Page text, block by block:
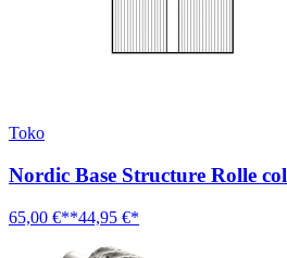
Toko
Nordic Base Structure Rolle
65,00 €**44,95 €*